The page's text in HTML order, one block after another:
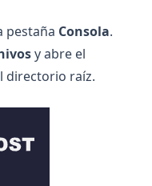
pestaña Consola.
y abre el
directorio raíz.